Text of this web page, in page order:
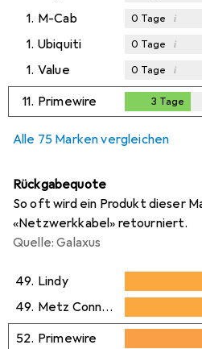
1. M-Cab 0 Tage i
1. Ubiquiti 0 Tage i
1. Value 0 Tage i
11. Primewire 3 Tage
Alle 75 Marken vergleichen
Rückgabequote
So oft wird ein Produkt dieser
«Netzwerkkabel» retourniert.
Quelle: Galaxus
49. Lindy
49. Metz Connect
52. Primewire